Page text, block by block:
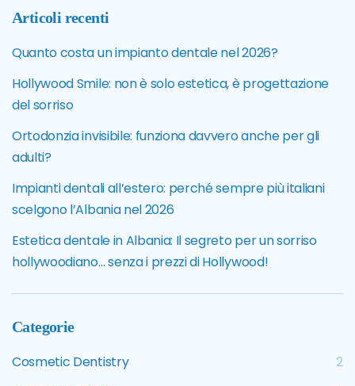
Articoli recenti
Quanto costa un impianto dentale nel 2026?
Hollywood Smile: non è solo estetica, è progettazione
del sorriso
Ortodonzia invisibile: funziona davvero anche per gli
adulti?
Impianti dentali all’estero: perché sempre più italiani
scelgono l’Albania nel 2026
Estetica dentale in Albania: Il segreto per un sorriso
hollywoodiano… senza i prezzi di Hollywood!
Categorie
Cosmetic Dentistry
2